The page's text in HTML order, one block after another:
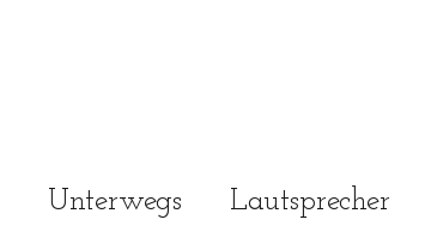
Unterwegs Lautsprecher